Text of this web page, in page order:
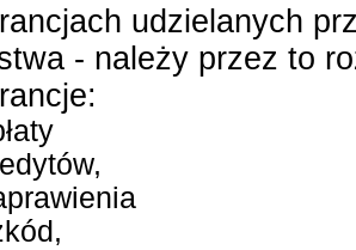
udzielanych
- należy przez to